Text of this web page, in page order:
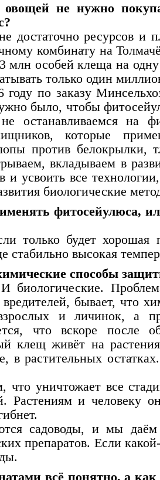
овощей не нужно
ресурсов и
комбинату на
особей клеща на
только один
по заказу
было, чтобы
на
которые
против белокрылки,
вкладываем в
и усвоить все
биологические
фитосейулюса,
только будет хорошая
стабильно высокая
способы
бывает, что
и личинок, а
что вскоре после
клещ живёт на
в растительных
уничтожает все
Растениям и человеку
садоводы, и мы
препаратов. Если
всё понятно, а как